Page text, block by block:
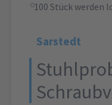
100 Stück werden
Sarstedt